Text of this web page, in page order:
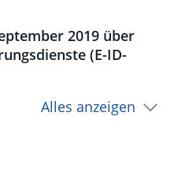
2019 über
(E-ID-
Alles anzeigen